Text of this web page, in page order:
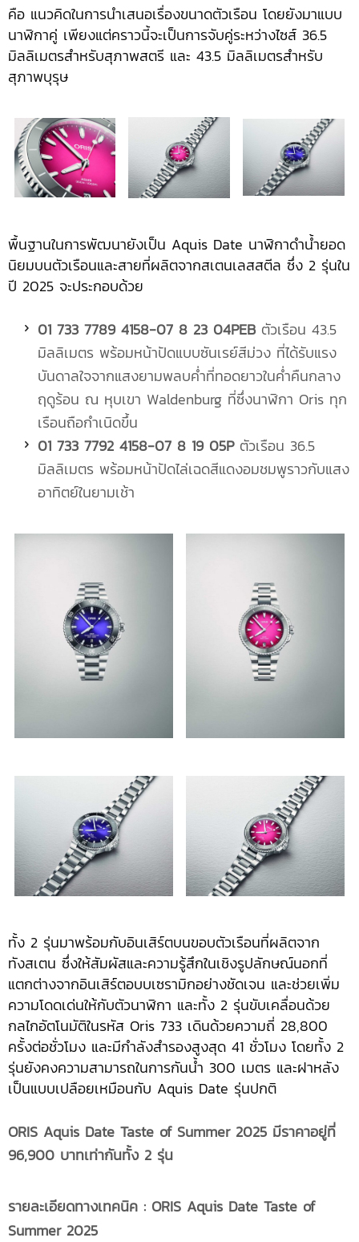
คือ แนวคิดในการนำเสนอเรื่องขนาดตัวเรือน โดยยังมาแบบ
นาฬิกาคู่ เพียงแต่คราวนี้จะเป็นการจับคู่ระหว่างไซส์ 36.5
มิลลิเมตรสำหรับสุภาพสตรี และ 43.5 มิลลิเมตรสำหรับ
สุภาพบุรุษ
พื้นฐานในการพัฒนายังเป็น Aquis Date นาฬิกาดำน้ำยอด
นิยมบนตัวเรือนและสายที่ผลิตจากสเตนเลสสตีล ซึ่ง 2 รุ่นใน
ปี 2025 จะประกอบด้วย
01 733 7789 4158-07 8 23 04PEB ตัวเรือน 43.5
มิลลิเมตร พร้อมหน้าปัดแบบซันเรย์สีม่วง ที่ได้รับแรง
บันดาลใจจากแสงยามพลบค่ำที่ทอดยาวในค่ำคืนกลาง
ฤดูร้อน ณ หุบเขา Waldenburg ที่ซึ่งนาฬิกา Oris ทุก
เรือนถือกำเนิดขึ้น
01 733 7792 4158-07 8 19 05Pตัวเรือน 36.5
มิลลิเมตร พร้อมหน้าปัดไล่เฉดสีแดงอมชมพูราวกับแสง
อาทิตย์ในยามเช้า
ทั้ง 2 รุ่นมาพร้อมกับอินเสิร์ตบนขอบตัวเรือนที่ผลิตจาก
ทังสเตน ซึ่งให้สัมผัสและความรู้สึกในเชิงรูปลักษณ์นอกที่
แตกต่างจากอินเสิร์ตอบบเซรามิกอย่างชัดเจน และช่วยเพิ่ม
ความโดดเด่นให้กับตัวนาฬิกา และทั้ง 2 รุ่นขับเคลื่อนด้วย
กลไกอัตโนมัติในรหัส Oris 733 เดินด้วยความถี่ 28,800
ครั้งต่อชั่วโมง และมีกำลังสำรองสูงสุด 41 ชั่วโมง โดยทั้ง 2
รุ่นยังคงความสามารถในการกันน้ำ 300 เมตร และฝาหลัง
เป็นแบบเปลือยเหมือนกับ Aquis Date รุ่นปกติ
ORIS Aquis Date Taste of Summer 2025 มีราคาอยู่ที่
96,900 บาทเท่ากันทั้ง 2 รุ่น
รายละเอียดทางเทคนิค : ORIS Aquis Date Taste of
Summer 2025